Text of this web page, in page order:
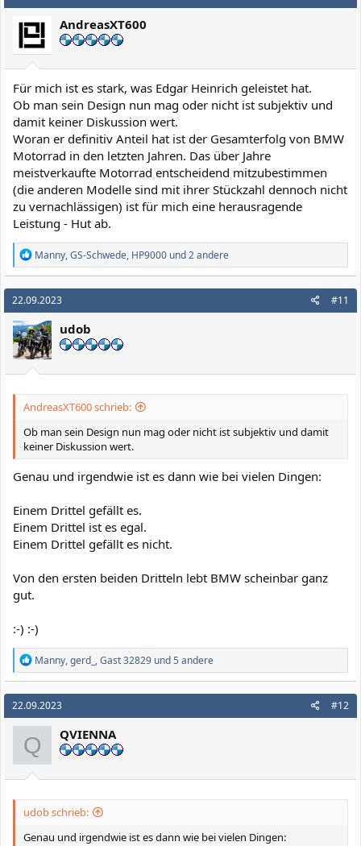
o
n
e
n
AndreasXT600
Für mich ist es stark, was Edgar Heinrich geleistet hat.
Ob man sein Design nun mag oder nicht ist subjektiv und
damit keiner Diskussion wert.
Woran er definitiv Anteil hat ist der Gesamterfolg von BMW
Motorrad in den letzten Jahren. Das über Jahre
meistverkaufte Motorrad entscheidend mitzubestimmen
(die anderen Modelle sind mit ihrer Stückzahl dennoch nicht
zu vernachlässigen) ist für mich eine herausragende
Leistung - Hut ab.
R
e
a
k
t
o
n
e
n
Manny,GS-Schwede, HP9000 und 2 andere
22.09.2023 #11
udob
AndreasXT600 schrieb:
Ob man sein Design nun mag oder nicht ist subjektiv und damit
keiner Diskussion wert.
Genau und irgendwie ist es dann wie bei vielen Dingen:
Einem Drittel gefällt es.
Einem Drittel ist es egal.
Einem Drittel gefällt es nicht.
Von den ersten beiden Dritteln lebt BMW scheinbar ganz
gut.
:-) :-)
R
e
a
k
t
i
o
n
e
n
Manny,gerd_ ,Gast 32829 und 5 andere
22.09.2023 #12
Q QVIENNA
udob schrieb:
Genau und irgendwie ist es dann wie bei vielen Dingen: